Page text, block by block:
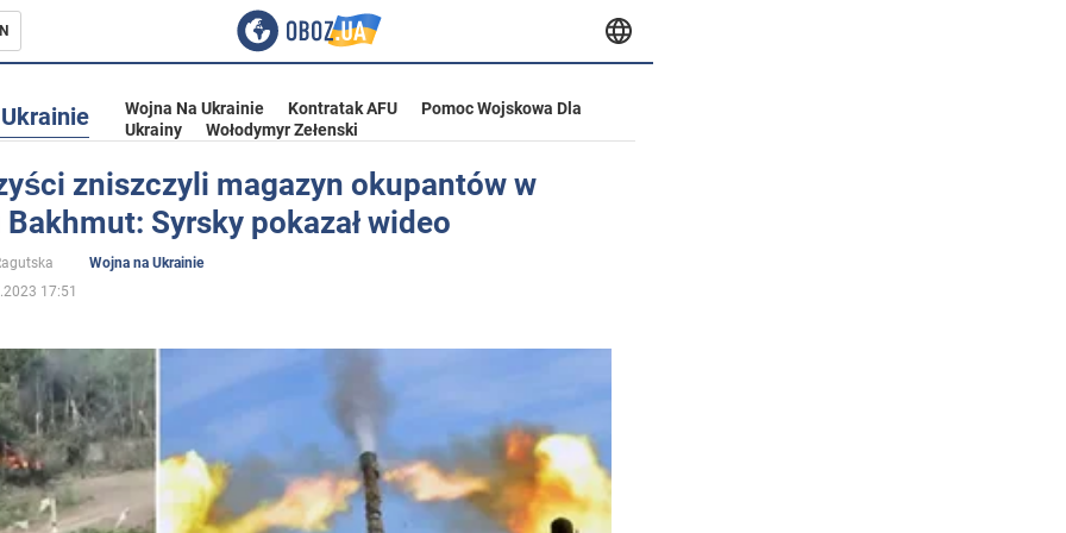
Ukrainie
Wojna Na Ukrainie Kontratak AFU
Pomoc Wojskowa Dla
Ukrainy
Wołodymyr Zełenski
zniszczyli magazyn okupantów w
Syrsky pokazał wideo
Wojna na Ukrainie
17:51